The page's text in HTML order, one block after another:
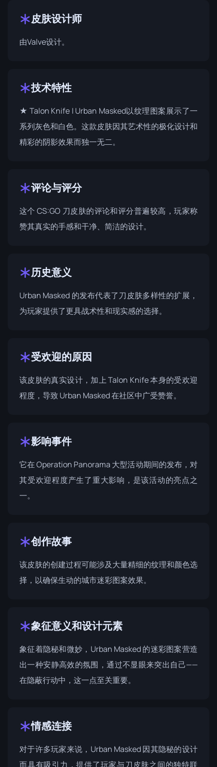
皮肤设计师
由Valve设计。
技术特性
★ Talon Knife | Urban Masked以纹理图案展示了一
系列灰色和白色。这款皮肤因其艺术性的极化设计和
精彩的阴影效果而独一无二。
评论与评分
这个 CS:GO 刀皮肤的评论和评分普遍较高，玩家称
赞其真实的手感和干净、简洁的设计。
历史意义
Urban Masked 的发布代表了刀皮肤多样性的扩展，
为玩家提供了更具战术性和现实感的选择。
受欢迎的原因
该皮肤的真实设计，加上 Talon Knife 本身的受欢迎
程度，导致 Urban Masked 在社区中广受赞誉。
影响事件
它在Operation Panorama 大型活动期间的发布，对
其受欢迎程度产生了重大影响，是该活动的亮点之
一。
创作故事
该皮肤的创建过程可能涉及大量精细的纹理和颜色选
择，以确保生动的城市迷彩图案效果。
象征意义和设计元素
象征着隐秘和微妙，Urban Masked 的迷彩图案营造
出一种安静高效的氛围，通过不显眼来突出自己——
在隐蔽行动中，这一点至关重要。
情感连接
对于许多玩家来说，Urban Masked 因其隐秘的设计
而具有吸引力，提供了玩家与刀皮肤之间的独特联